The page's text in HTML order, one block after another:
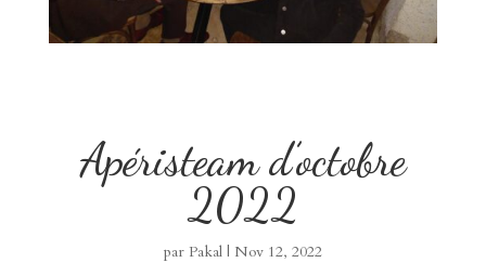
Apéristeam d’octobre
2022
par Pakal| Nov 12, 2022